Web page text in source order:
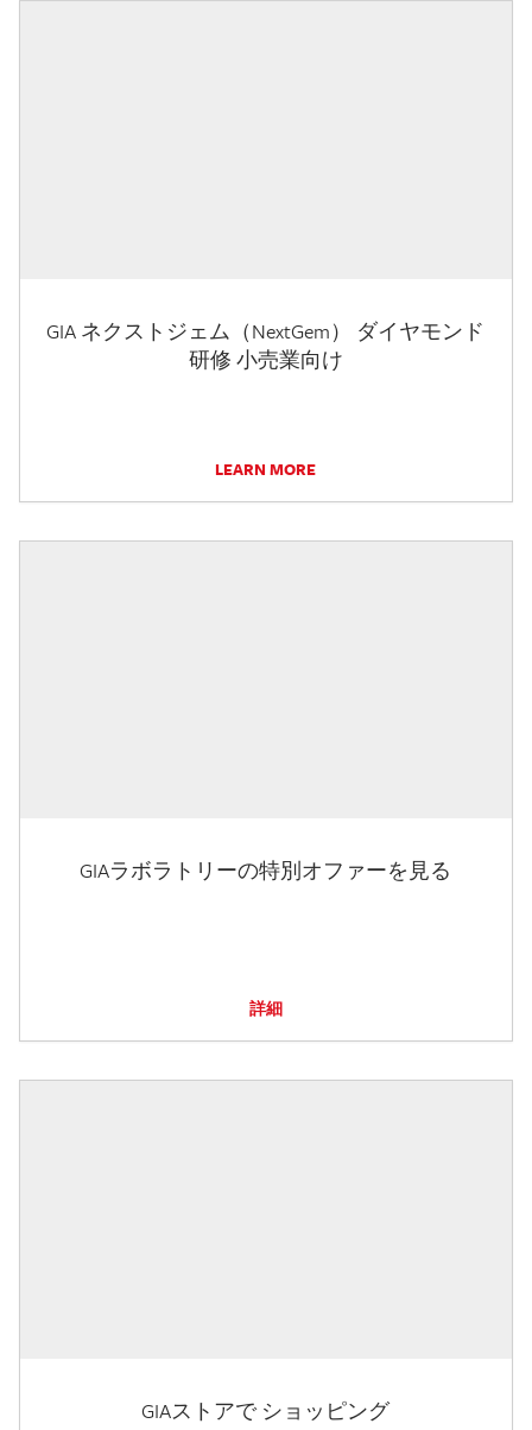
GIA ネクストジェム（NextGem） ダイヤモンド
研修 小売業向け
LEARN MORE
GIAラボラトリーの特別オファーを見る
詳細
GIAストアで ショッピング